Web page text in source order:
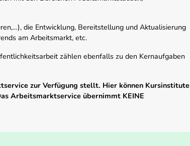
die Entwicklung, Bereitstellung und Aktualisierung
am Arbeitsmarkt, etc.
zählen ebenfalls zu den Kernaufgaben
zur Verfügung stellt. Hier können Kursinstitute
Arbeitsmarktservice übernimmt KEINE